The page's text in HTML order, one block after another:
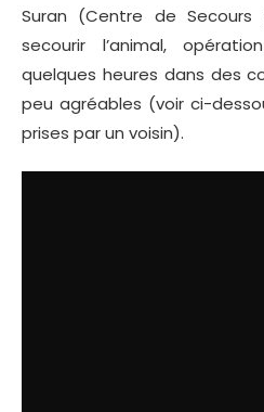
Suran (Centre de
secourir l’animal,
quelques heures dans des
peu agréables (voir ci-
prises par un voisin).